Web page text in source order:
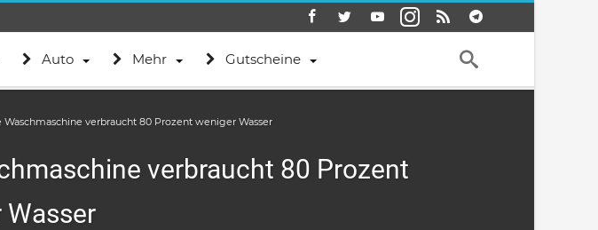
Auto Mehr Gutscheine
verbraucht 80 Prozent weniger Wasser
verbraucht 80 Prozent